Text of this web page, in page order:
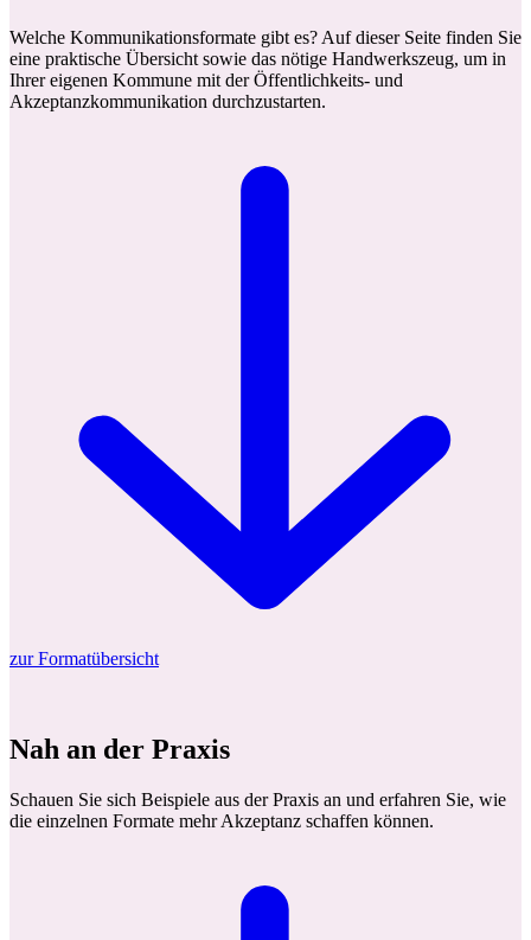
Welche Kommunikationsformate gibt es? Auf dieser Seite finden Sie
eine praktische Übersicht sowie das nötige Handwerkszeug, um in
Ihrer eigenen Kommune mit der Öffentlichkeits- und
Akzeptanzkommunikation durchzustarten.
zur Formatübersicht
Nah an der Praxis
Schauen Sie sich Beispiele aus der Praxis an und erfahren Sie, wie
die einzelnen Formate mehr Akzeptanz schaffen können.